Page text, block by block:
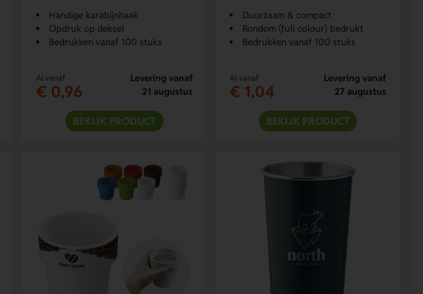
Handige karabijnhaak
Opdruk op deksel
Bedrukken vanaf 100 stuks
Al vanaf
€ 0,96
Levering vanaf
21 augustus
BEKIJK PRODUCT
Duurzaam & compact
Rondom (full colour) bedrukt
Bedrukken vanaf 100 stuks
Al vanaf
€ 1,04
Levering vanaf
27 augustus
BEKIJK PRODUCT